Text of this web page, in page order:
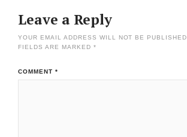
Leave a Reply
YOUR EMAIL ADDRESS WILL NOT BE PUBLISHED.
FIELDS ARE MARKED *
COMMENT *